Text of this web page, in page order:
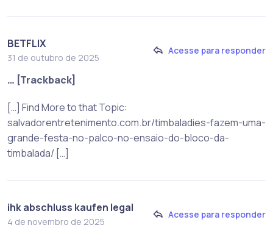
BETFLIX
31 de outubro de 2025
Acesse para responder
… [Trackback]
[…] Find More to that Topic:
salvadorentretenimento.com.br/timbaladies-fazem-uma-
grande-festa-no-palco-no-ensaio-do-bloco-da-
timbalada/ […]
ihk abschluss kaufen legal
4 de novembro de 2025
Acesse para responder